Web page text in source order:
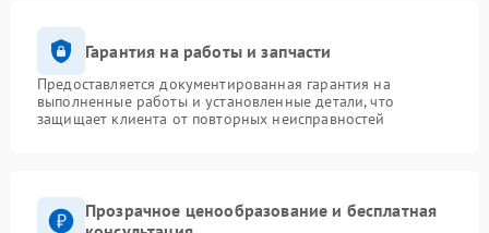
Гарантия на работы и запчасти
Предоставляется документированная гарантия на
выполненные работы и установленные детали, что
защищает клиента от повторных неисправностей
Прозрачное ценообразование и бесплатная